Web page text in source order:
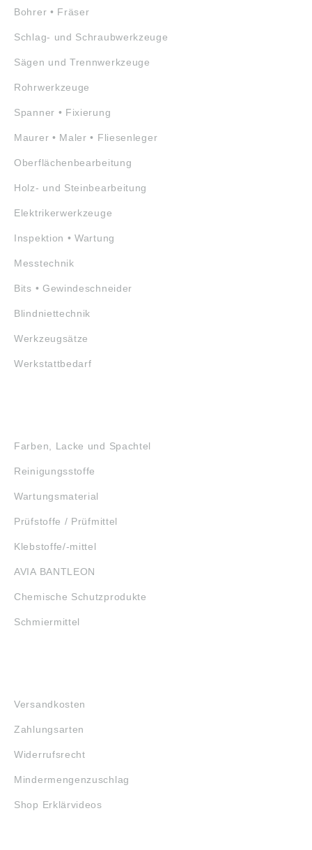
Bohrer • Fräser
Schlag- und Schraubwerkzeuge
Sägen und Trennwerkzeuge
Rohrwerkzeuge
Spanner • Fixierung
Maurer • Maler • Fliesenleger
Oberflächenbearbeitung
Holz- und Steinbearbeitung
Elektrikerwerkzeuge
Inspektion • Wartung
Messtechnik
Bits • Gewindeschneider
Blindniettechnik
Werkzeugsätze
Werkstattbedarf
Farben, Lacke und Spachtel
Reinigungsstoffe
Wartungsmaterial
Prüfstoffe / Prüfmittel
Klebstoffe/-mittel
AVIA BANTLEON
Chemische Schutzprodukte
Schmiermittel
Versandkosten
Zahlungsarten
Widerrufsrecht
Mindermengenzuschlag
Shop Erklärvideos